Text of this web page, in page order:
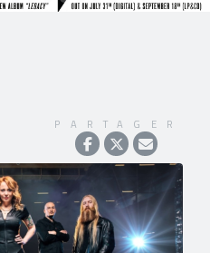
PARTAGER